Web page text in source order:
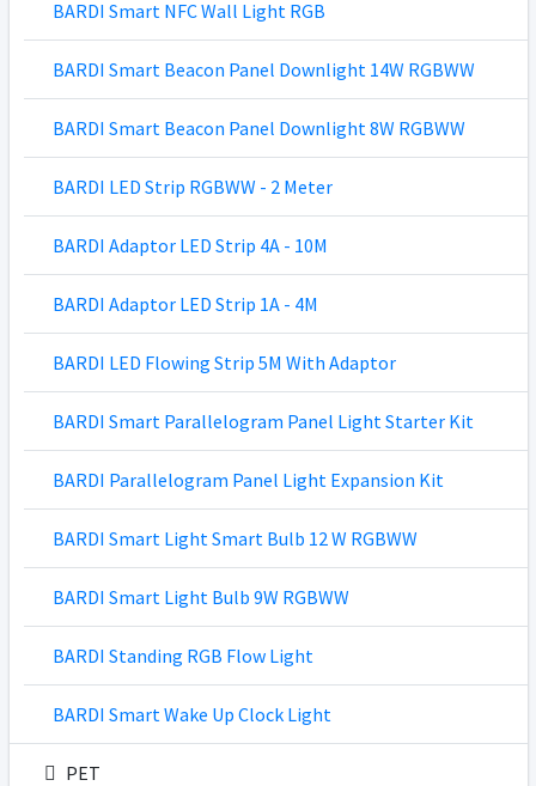
BARDI Smart NFC Wall Light RGB
BARDI Smart Beacon Panel Downlight 14W RGBWW
BARDI Smart Beacon Panel Downlight 8W RGBWW
BARDI LED Strip RGBWW - 2 Meter
BARDI Adaptor LED Strip 4A - 10M
BARDI Adaptor LED Strip 1A - 4M
BARDI LED Flowing Strip 5M With Adaptor
BARDI Smart Parallelogram Panel Light Starter Kit
BARDI Parallelogram Panel Light Expansion Kit
BARDI Smart Light Smart Bulb 12 W RGBWW
BARDI Smart Light Bulb 9W RGBWW
BARDI Standing RGB Flow Light
BARDI Smart Wake Up Clock Light
PET